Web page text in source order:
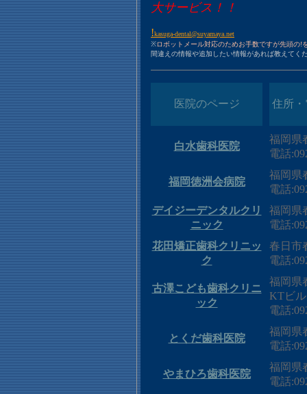
大サービス！！
!kasuga-dental@suyamaya.net
※ロボットメール対応のためお手数ですが先頭の!
間違えの情報や追加したい情報があれば教えてく
医院のページ 住所
白水歯科医院
福岡県
電話
福岡徳洲会病院
福岡県
電話
デイジーデンタルクリ
ニック
福岡県
電話
花田矯正歯科クリニッ
ク
春日市
電話
古澤こども歯科クリニ
ック
福岡
KTビ
電話
とくだ歯科医院
福岡県
電話
やまひろ歯科医院
福岡県
電話